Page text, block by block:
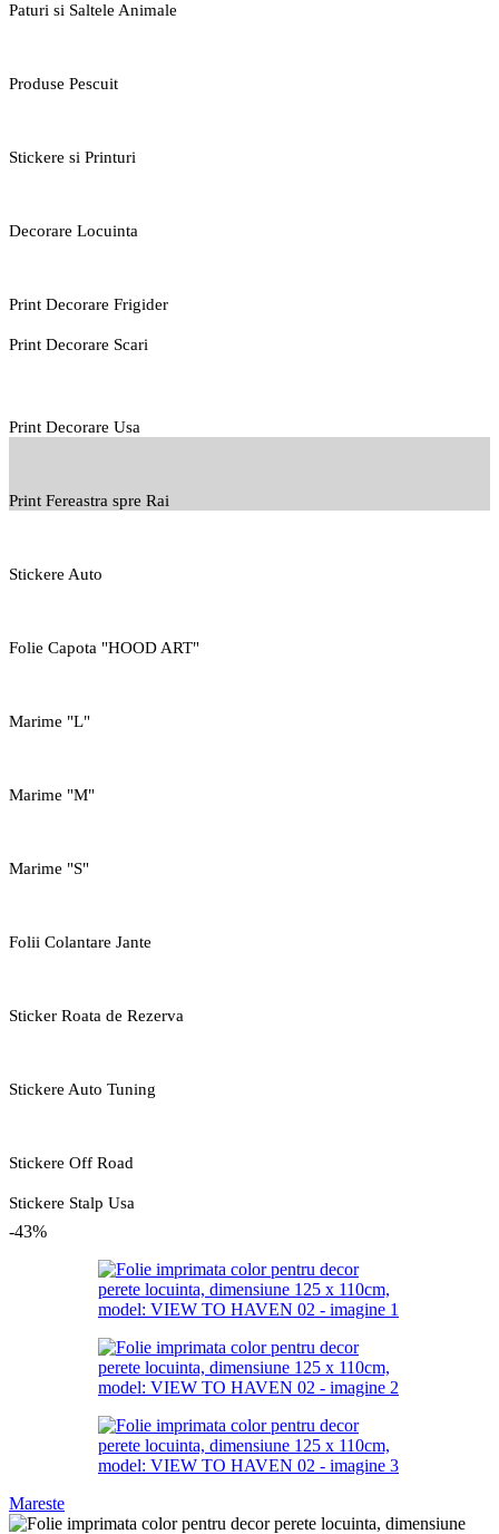
Paturi si Saltele Animale
Produse Pescuit
Stickere si Printuri
Decorare Locuinta
Print Decorare Frigider
Print Decorare Scari
Print Decorare Usa
Print Fereastra spre Rai
Stickere Auto
Folie Capota "HOOD ART"
Marime "L"
Marime "M"
Marime "S"
Folii Colantare Jante
Sticker Roata de Rezerva
Stickere Auto Tuning
Stickere Off Road
Stickere Stalp Usa
-43%
Mareste